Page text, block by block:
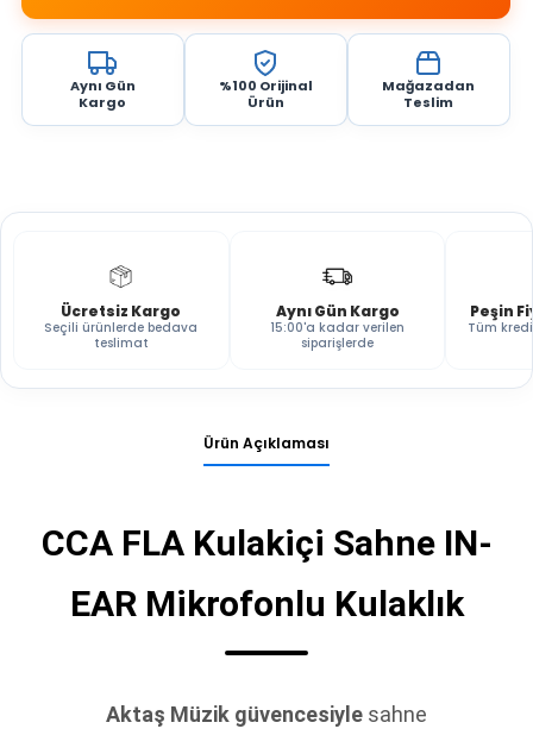
Aynı Gün
Kargo
%100 Orijinal
Ürün
Mağazadan
Teslim
Ücretsiz Kargo
Seçili ürünlerde bedava
teslimat
Aynı Gün Kargo
15:00'a kadar verilen
siparişlerde
Peşin
Tüm
Ürün Açıklaması
CCA FLA Kulakiçi Sahne IN-
EAR Mikrofonlu Kulaklık
Aktaş Müzik güvencesiyle sahne